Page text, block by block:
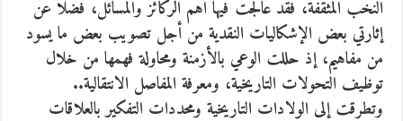
النخب المثقفة، فقد عالجت فيها أهم الركائز والمسائل، فضلا عن
إثارتي بعض الإشكاليات النقدية من أجل تصويب بعض ما يسود
من مفاهيم، إذ حللت الوعي بالأزمنة ومحاولة فهمها من خلال
توظيف التحولات التاريخية، ومعرفة المفاصل الانتقالية..
وتطرقت إلى الولادات التاريخية ومحددات التفكير بالعلاقات